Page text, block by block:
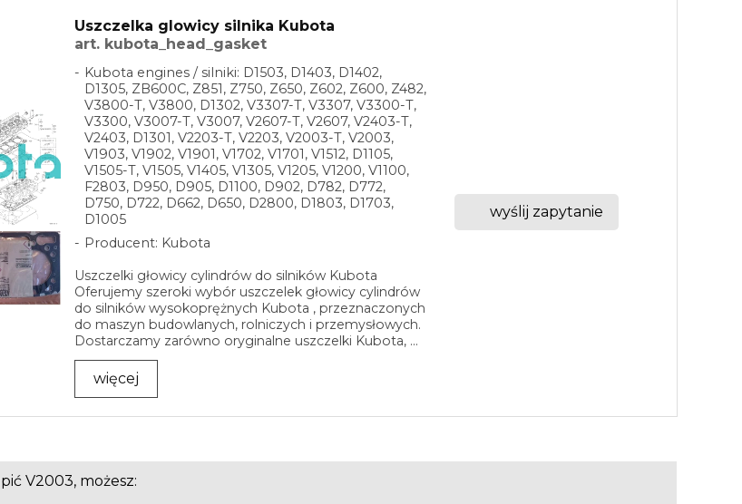
Uszczelka glowicy silnika Kubota
art. kubota_head_gasket
Kubota engines / silniki: D1503, D1403, D1402,
D1305, ZB600C, Z851, Z750, Z650, Z602, Z600, Z482,
V3800-T, V3800, D1302, V3307-T, V3307, V3300-T,
V3300, V3007-T, V3007, V2607-T, V2607, V2403-T,
V2403, D1301, V2203-T, V2203, V2003-T, V2003,
V1903, V1902, V1901, V1702, V1701, V1512, D1105,
V1505-T, V1505, V1405, V1305, V1205, V1200, V1100,
F2803, D950, D905, D1100, D902, D782, D772,
D750, D722, D662, D650, D2800, D1803, D1703,
D1005
Producent: Kubota
Uszczelki głowicy cylindrów do silników Kubota
Oferujemy szeroki wybór uszczelek głowicy cylindrów
do silników wysokoprężnych Kubota , przeznaczonych
do maszyn budowlanych, rolniczych i przemysłowych.
Dostarczamy zarówno oryginalne uszczelki Kubota, ...
więcej
wyślij zapytanie
V2003, możesz: